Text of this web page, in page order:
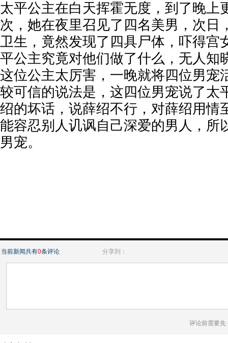
太平公主在白天挥霍无度，到了晚上
次，她在夜里召见了四名美男，次日
卫生，竟然发现了四具尸体，吓得宫
平公主究竟对他们做了什么，无人知
这位公主太厉害，一晚就将四位男宠
较可信的说法是，这四位男宠说了太
绍的坏话，说薛绍不行，对薛绍用情
能容忍别人讥讽自己深爱的男人，所
男宠。
当前新闻共有0条评论 分享到：
评论前需要先